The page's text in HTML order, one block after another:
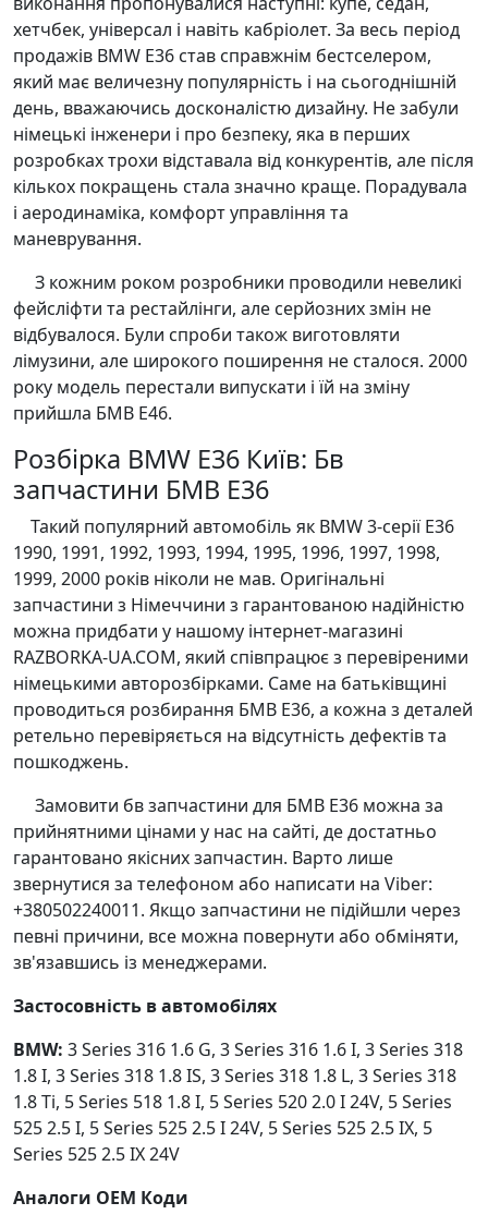
хетчбек, універсал і навіть кабріолет. За весь період
продажів BMW E36 став справжнім бестселером,
який має величезну популярність і на сьогоднішній
день, вважаючись досконалістю дизайну. Не забули
німецькі інженери і про безпеку, яка в перших
розробках трохи відставала від конкурентів, але після
кількох покращень стала значно краще. Порадувала
і аеродинаміка, комфорт управління та
маневрування.
З кожним роком розробники проводили невеликі
фейсліфти та рестайлінги, але серйозних змін не
відбувалося. Були спроби також виготовляти
лімузини, але широкого поширення не сталося. 2000
року модель перестали випускати і їй на зміну
прийшла БМВ Е46.
Розбірка BMW E36 Київ: Бв
запчастини БМВ Е36
Такий популярний автомобіль як BMW 3-серії E36
1990, 1991, 1992, 1993, 1994, 1995, 1996, 1997, 1998,
1999, 2000 років ніколи не мав. Оригінальні
запчастини з Німеччини з гарантованою надійністю
можна придбати у нашому інтернет-магазині
RAZBORKA-UA.COM, який співпрацює з перевіреними
німецькими авторозбірками. Саме на батьківщині
проводиться розбирання БМВ Е36, а кожна з деталей
ретельно перевіряється на відсутність дефектів та
пошкоджень.
Замовити бв запчастини для БМВ Е36 можна за
прийнятними цінами у нас на сайті, де достатньо
гарантовано якісних запчастин. Варто лише
звернутися за телефоном або написати на Viber:
+380502240011. Якщо запчастини не підійшли через
певні причини, все можна повернути або обміняти,
зв'язавшись із менеджерами.
Застосовність в автомобілях
BMW: 3 Series 316 1.6 G, 3 Series 316 1.6 I, 3 Series 318
1.8 I, 3 Series 318 1.8 IS, 3 Series 318 1.8 L, 3 Series 318
1.8 Ti, 5 Series 518 1.8 I, 5 Series 520 2.0 I 24V, 5 Series
525 2.5 I, 5 Series 525 2.5 I 24V, 5 Series 525 2.5 IX, 5
Series 525 2.5 IX 24V
Аналоги OEM Коди